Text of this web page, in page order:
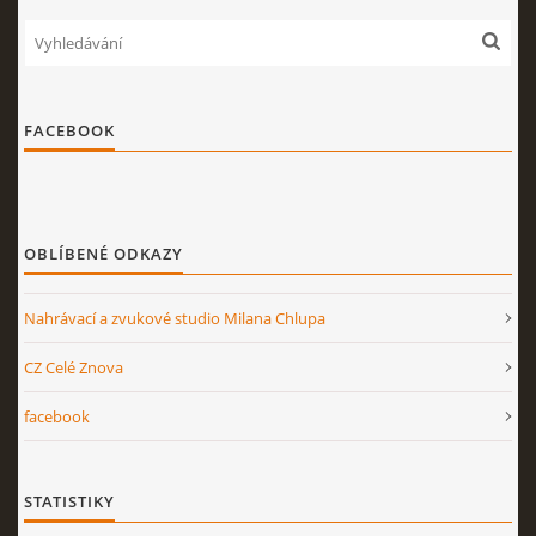
FACEBOOK
OBLÍBENÉ ODKAZY
Nahrávací a zvukové studio Milana Chlupa
CZ Celé Znova
facebook
STATISTIKY